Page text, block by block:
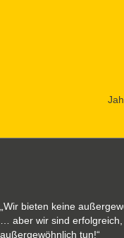
„Wir bieten keine
… aber wir sind
außergewöhnlich tun!“